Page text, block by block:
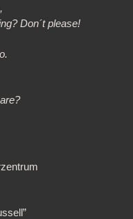
Don´t please!